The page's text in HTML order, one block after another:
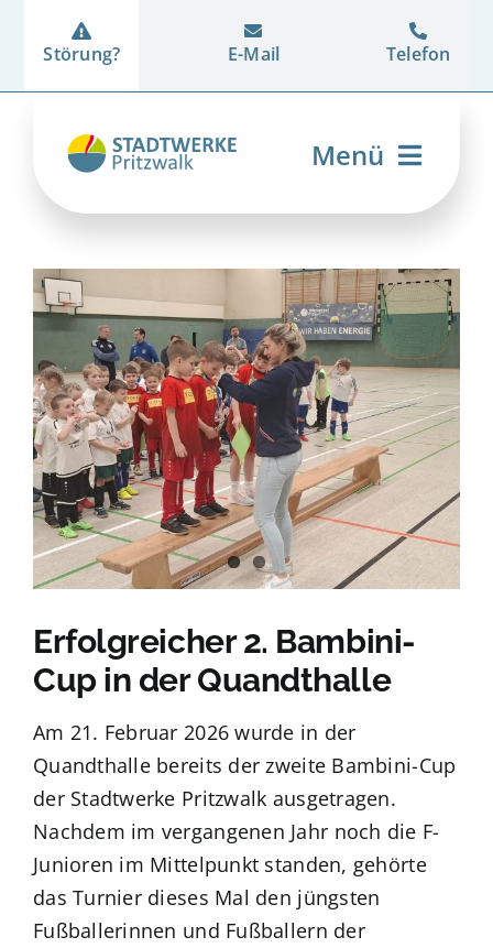
InhaltStörung? E-Mail Telefon
Menü
Erdgas
Wärme
Energiedienstleistung
Netz
Unternehmen
Kundenportal
Suche
nach:
Erfolgreicher 2. Bambini-
Cup in der Quandthalle
Am 21. Februar 2026 wurde in der
Quandthalle bereits der zweite Bambini-Cup
der Stadtwerke Pritzwalk ausgetragen.
Nachdem im vergangenen Jahr noch die F-
Junioren im Mittelpunkt standen, gehörte
das Turnier dieses Mal den jüngsten
Fußballerinnen und Fußballern der